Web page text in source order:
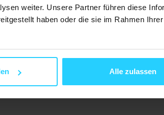
weiter. Unsere Partner führen diese
haben oder die sie im Rahmen
Alle zulassen